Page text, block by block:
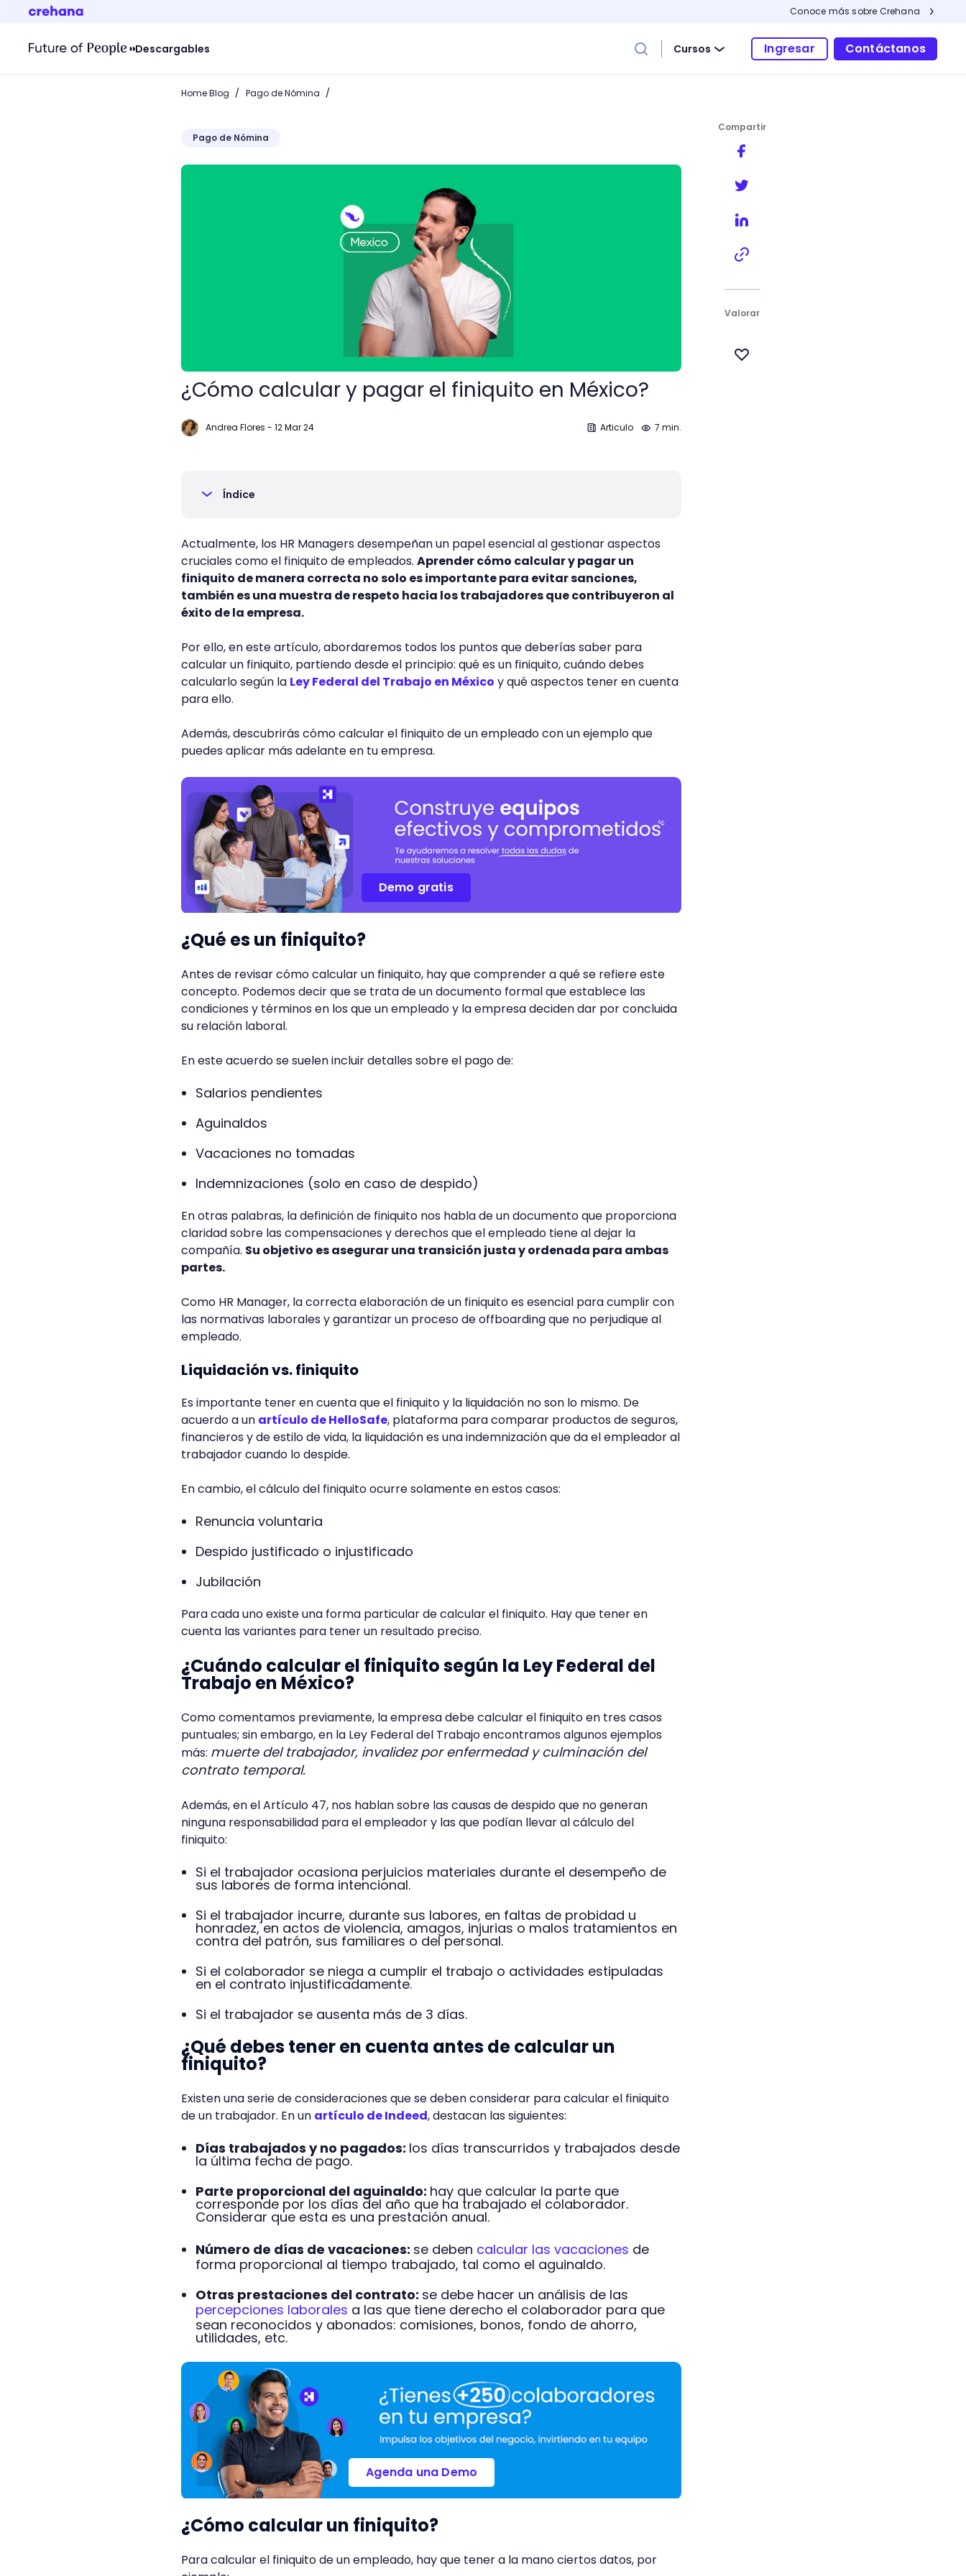
Conoce más sobre Crehana
Descargables Cursos Ingresar Contáctanos
Home Blog / Pago de Nómina /
Pago de Nómina
¿Cómo calcular y pagar el finiquito en México?
¿Cómo calcular y pagar el finiquito en México?
Andrea Flores - 12 Mar 24 Articulo 7 min.
Índice
Actualmente, los HR Managers desempeñan un papel esencial al gestionar aspectos
cruciales como el finiquito de empleados. Aprender cómo calcular y pagar un
finiquito de manera correcta no solo es importante para evitar sanciones,
también es una muestra de respeto hacia los trabajadores que contribuyeron al
éxito de la empresa.
Por ello, en este artículo, abordaremos todos los puntos que deberías saber para
calcular un finiquito, partiendo desde el principio: qué es un finiquito, cuándo debes
calcularlo según la Ley Federal del Trabajo en México y qué aspectos tener en cuenta
para ello.
Además, descubrirás cómo calcular el finiquito de un empleado con un ejemplo que
puedes aplicar más adelante en tu empresa.
Demo gratis
¿Qué es un finiquito?
Antes de revisar cómo calcular un finiquito, hay que comprender a qué se refiere este
concepto. Podemos decir que se trata de un documento formal que establece las
condiciones y términos en los que un empleado y la empresa deciden dar por concluida
su relación laboral.
En este acuerdo se suelen incluir detalles sobre el pago de:
Salarios pendientes
Aguinaldos
Vacaciones no tomadas
Indemnizaciones (solo en caso de despido)
En otras palabras, la definición de finiquito nos habla de un documento que proporciona
claridad sobre las compensaciones y derechos que el empleado tiene al dejar la
compañía. Su objetivo es asegurar una transición justa y ordenada para ambas
partes.
Como HR Manager, la correcta elaboración de un finiquito es esencial para cumplir con
las normativas laborales y garantizar un proceso de offboarding que no perjudique al
empleado.
Liquidación vs. finiquito
Es importante tener en cuenta que el finiquito y la liquidación no son lo mismo. De
acuerdo a un artículo de HelloSafe, plataforma para comparar productos de seguros,
financieros y de estilo de vida, la liquidación es una indemnización que da el empleador al
trabajador cuando lo despide.
En cambio, el cálculo del finiquito ocurre solamente en estos casos:
Renuncia voluntaria
Despido justificado o injustificado
Jubilación
Para cada uno existe una forma particular de calcular el finiquito. Hay que tener en
cuenta las variantes para tener un resultado preciso.
¿Cuándo calcular el finiquito según la Ley Federal del
Trabajo en México?
Como comentamos previamente, la empresa debe calcular el finiquito en tres casos
puntuales; sin embargo, en la Ley Federal del Trabajo encontramos algunos ejemplos
más: muerte del trabajador, invalidez por enfermedad y culminación del
contrato temporal.
Además, en el Artículo 47, nos hablan sobre las causas de despido que no generan
ninguna responsabilidad para el empleador y las que podían llevar al cálculo del
finiquito:
Si el trabajador ocasiona perjuicios materiales durante el desempeño de
sus labores de forma intencional.
Si el trabajador incurre, durante sus labores, en faltas de probidad u
honradez, en actos de violencia, amagos, injurias o malos tratamientos en
contra del patrón, sus familiares o del personal.
Si el colaborador se niega a cumplir el trabajo o actividades estipuladas
en el contrato injustificadamente.
Si el trabajador se ausenta más de 3 días.
¿Qué debes tener en cuenta antes de calcular un
finiquito?
Existen una serie de consideraciones que se deben considerar para calcular el finiquito
de un trabajador. En un artículo de Indeed, destacan las siguientes:
Días trabajados y no pagados: los días transcurridos y trabajados desde
la última fecha de pago.
Parte proporcional del aguinaldo: hay que calcular la parte que
corresponde por los días del año que ha trabajado el colaborador.
Considerar que esta es una prestación anual.
Número de días de vacaciones: se deben calcular las vacaciones de
forma proporcional al tiempo trabajado, tal como el aguinaldo.
Otras prestaciones del contrato: se debe hacer un análisis de las
percepciones laborales a las que tiene derecho el colaborador para que
sean reconocidos y abonados: comisiones, bonos, fondo de ahorro,
utilidades, etc.
Agenda una Demo
¿Cómo calcular un finiquito?
Para calcular el finiquito de un empleado, hay que tener a la mano ciertos datos, por
Compartir
Valorar